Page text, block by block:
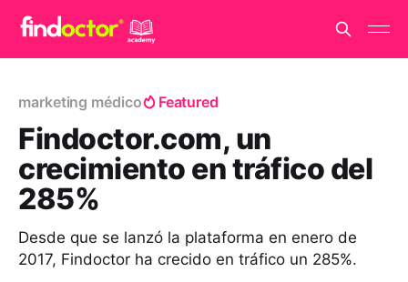
marketing médico Featured
Findoctor.com, un
crecimiento en tráfico del
285%
Desde que se lanzó la plataforma en enero de
2017, Findoctor ha crecido en tráfico un 285%.